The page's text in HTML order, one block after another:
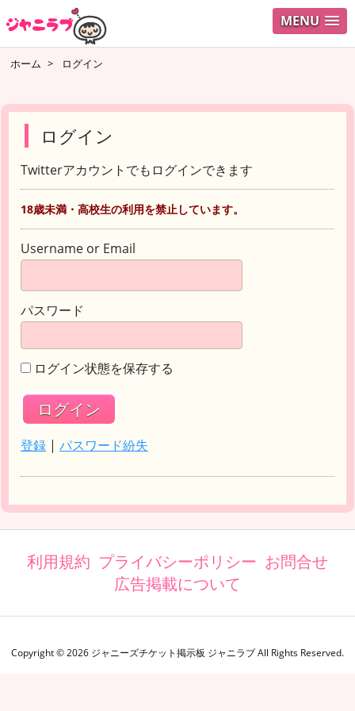
MENU
ホーム > ログイン
ログイン
Twitterアカウントでもログインできます
18歳未満・高校生の利用を禁止しています。
Username or Email
パスワード
ログイン状態を保存する
登録 | パスワード紛失
利用規約 プライバシーポリシー お問合せ
広告掲載について
Copyright ©2026 ジャニーズチケット掲示板 ジャニラブAll Rights Reserved.